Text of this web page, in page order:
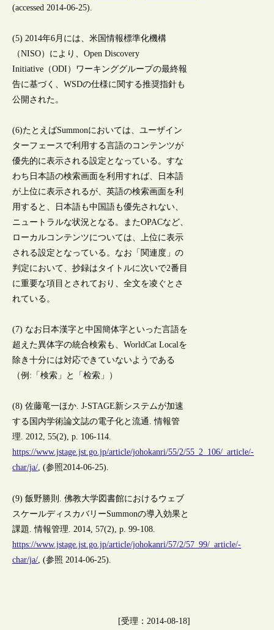
(accessed 2014-06-25).
(5) 2014年6月には、米国情報標準化機構
（NISO）により、Open Discovery
Initiative（ODI）ワーキンググループの最終報
告に基づく、WSDの仕様に関する推奨指針も
公開された。
(6)たとえばSummonにおいては、ユーザイン
ターフェースで利用する言語のコンテンツが
優先的に表示される設定となっている。すな
わち日本語の検索画面を利用すれば、日本語
が上位に表示されるが、英語の検索画面を利
用すると、日本語も中国語も優先されない、
ニュートラルな状況となる。またOPACなど、
ローカルコンテンツについては、上位に表示
される設定となっている。なお「関連度」の
判定において、抄録はタイトルに次いで2番目
に重要な項目とされており、全文を凌ぐとさ
れている。
(7) なお日本漢字と中国簡体字といった言語を
超えた異体字の統合検索も、WorldCat Localを
除き十分には対応できていないようである
（例:「検索」と「检索」）
(8) 佐藤竜一ほか. J-STAGE新システムが加速
する国内学術論文誌の電子化と流通. 情報管
理. 2012, 55(2), p. 106-114.
https://www.jstage.jst.go.jp/article/johokanri/55/2/55_2_106/_article/-
char/ja/, (参照2014-06-25).
(9) 飯野勝則. 佛教大学図書館におけるウェブ
スケールディスカバリーSummonの導入効果と
課題. 情報管理. 2014, 57(2), p. 99-108.
https://www.jstage.jst.go.jp/article/johokanri/57/2/57_99/_article/-
char/ja/ , (参照 2014-06-25).
[受理：2014-08-18]